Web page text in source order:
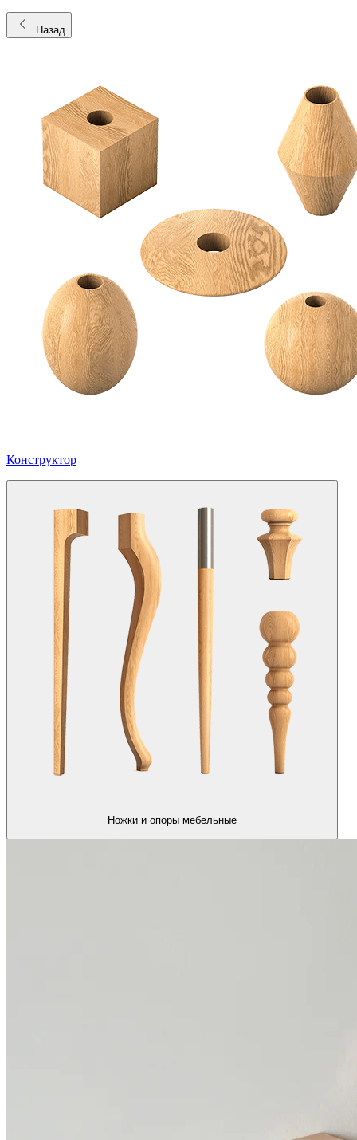
Назад
Конструктор
Ножки и опоры мебельные